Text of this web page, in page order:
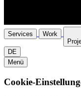
Services
Work
DE
Menü
Cookie-